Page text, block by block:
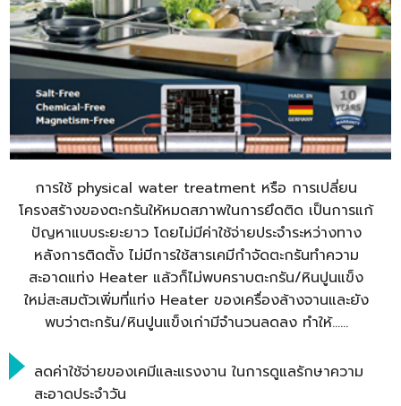
การใช้ physical water treatment หรือ การเปลี่ยน
โครงสร้างของตะกรันให้หมดสภาพในการยึดติด เป็นการแก้
ปัญหาแบบระยะยาว โดยไม่มีค่าใช้จ่ายประจำระหว่างทาง
หลังการติดตั้ง ไม่มีการใช้สารเคมีกำจัดตะกรันทำความ
สะอาดแท่ง Heater แล้วก็ไม่พบคราบตะกรัน/หินปูนแข็ง
ใหม่สะสมตัวเพิ่มที่แท่ง Heater ของเครื่องล้างจานและยัง
พบว่าตะกรัน/หินปูนแข็งเก่ามีจำนวนลดลง ทำให้……​
ลดค่าใช้จ่ายของเคมีและแรงงาน ในการดูแลรักษาความ
สะอาดประจำวัน​